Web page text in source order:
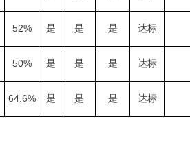
52% 是 是 是 达标
50% 是 是 是 达标
64.6% 是 是 是 达标